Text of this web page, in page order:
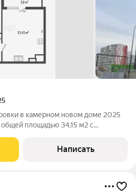
в камерном новом доме 2025
общей площадью 34,15 м2 с
отделка: обои под покраску с
Написать